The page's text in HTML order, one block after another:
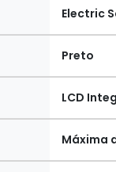
Electric
Preto
LCD
Máxima